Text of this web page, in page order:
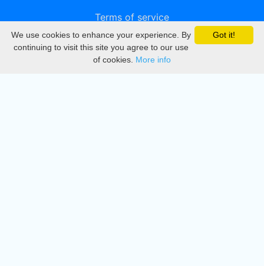
Terms of service
Privacy
DMCA
Got it!
We use cookies to enhance your experience. By
continuing to visit this site you agree to our use
of cookies. More info